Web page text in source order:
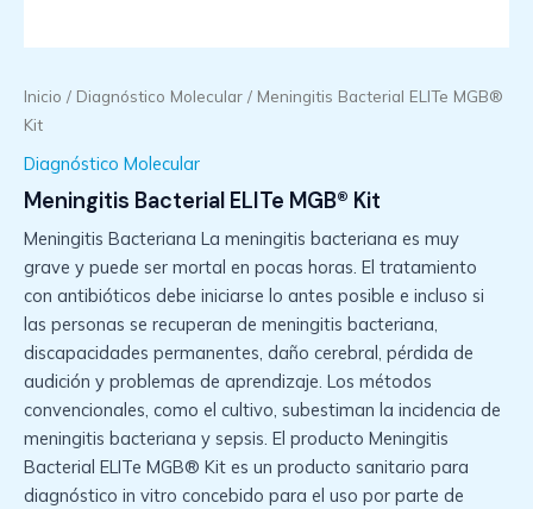
Inicio / Diagnóstico Molecular / Meningitis Bacterial ELITe MGB®
Kit
Diagnóstico Molecular
Meningitis Bacterial ELITe MGB® Kit
Meningitis Bacteriana La meningitis bacteriana es muy
grave y puede ser mortal en pocas horas. El tratamiento
con antibióticos debe iniciarse lo antes posible e incluso si
las personas se recuperan de meningitis bacteriana,
discapacidades permanentes, daño cerebral, pérdida de
audición y problemas de aprendizaje. Los métodos
convencionales, como el cultivo, subestiman la incidencia de
meningitis bacteriana y sepsis. El producto Meningitis
Bacterial ELITe MGB® Kit es un producto sanitario para
diagnóstico in vitro concebido para el uso por parte de